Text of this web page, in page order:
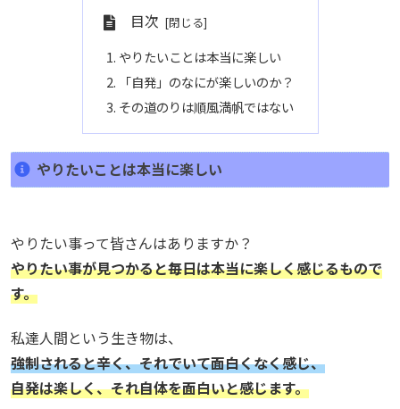
目次
やりたいことは本当に楽しい
「自発」のなにが楽しいのか？
その道のりは順風満帆ではない
やりたいことは本当に楽しい
やりたい事って皆さんはありますか？
やりたい事が見つかると毎日は本当に楽しく感じるもので
す。
私達人間という生き物は、
強制されると辛く、それでいて面白くなく感じ、
自発は楽しく、それ自体を面白いと感じます。